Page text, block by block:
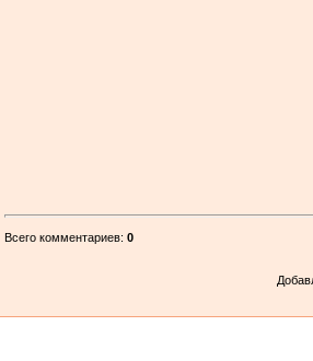
Всего комментариев: 0